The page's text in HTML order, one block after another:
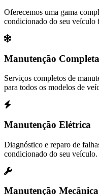
Oferecemos uma gama
condicionado do seu veículo
Manutenção Completa
Serviços completos de
para todos os modelos de
Manutenção Elétrica
Diagnóstico e reparo de
condicionado do seu veículo.
Manutenção Mecânica